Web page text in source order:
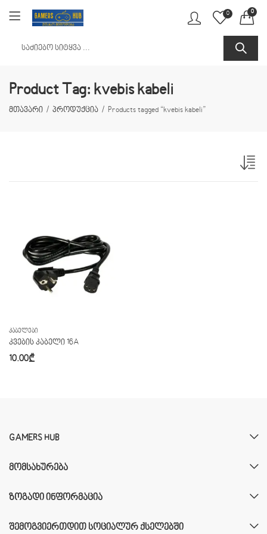
0 0
Product Tag: kvebis kabeli
მთავარი პროდუქცია Products tagged “kvebis kabeli”
ᲙᲐᲑᲔᲚᲔᲑᲘ
კვების კაბელი 16A
10.00₾
GAMERS HUB
ᲛᲝᲛᲡᲐᲮᲣᲠᲔᲑᲐ
ᲖᲝᲒᲐᲓᲘ ᲘᲜᲤᲝᲠᲛᲐᲪᲘᲐ
ᲨᲔᲛᲝᲒᲕᲘᲔᲠᲗᲓᲘᲗ ᲡᲝᲪᲘᲐᲚᲣᲠ ᲥᲡᲔᲚᲔᲑᲨᲘ